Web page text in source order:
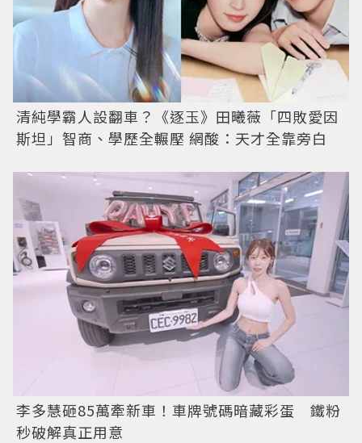
清純學霸人設翻車？《逐玉》田曦薇「四敗愛因
斯坦」智商、學歷全輾壓 網酸：天才全靠旁白
李多慧砸85萬牽新車！車牌號碼暗藏彩蛋 鐵粉
秒破解真正用意